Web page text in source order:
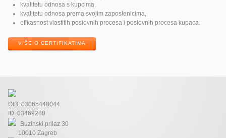
kvalitetu odnosa s kupcima,
kvalitetu odnosa prema svojim zaposlenicima,
efikasnost vlastitih poslovnih procesa i poslovnih procesa kupaca.
VIŠE O CERTIFIKATIMA
OIB: 03065448044
ID: 03469280
Buzinski prilaz 30
10010 Zagreb